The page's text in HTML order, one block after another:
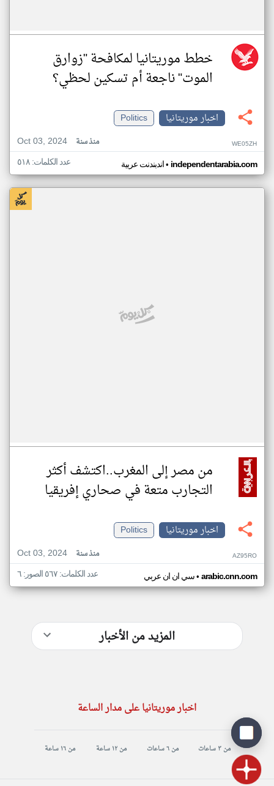
خطط موريتانيا لمكافحة "زوارق
الموت" ناجعة أم تسكين لحظي؟
اخبار موريتانيا
Politics
Oct 03, 2024
منذ سنة WE05ZH
اندبندنت عربية• independentarabia.com عدد الكلمات: ٥١٨
من مصر إلى المغرب..اكتشف أكثر
التجارب متعة في صحاري إفريقيا
اخبار موريتانيا
Politics
Oct 03, 2024
منذ سنة AZ95RO
سي ان ان عربي• arabic.cnn.com عدد الكلمات: ٥٦٧ الصور: ٦
المزيد من الأخبار
اخبار موريتانيا على مدار الساعة
من ٣ ساعات من ٦ ساعات من ١٢ ساعة من ١٦ ساعة